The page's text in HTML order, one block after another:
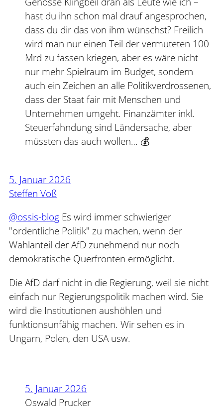
hast du ihn schon mal drauf angesprochen,
dass du dir das von ihm wünschst? Freilich
wird man nur einen Teil der vermuteten 100
Mrd zu fassen kriegen, aber es wäre nicht
nur mehr Spielraum im Budget, sondern
auch ein Zeichen an alle Politikverdrossenen,
dass der Staat fair mit Menschen und
Unternehmen umgeht. Finanzämter inkl.
Steuerfahndung sind Ländersache, aber
müssten das auch wollen… 💰
5. Januar 2026
Steffen Voß
@ossis-blog Es wird immer schwieriger
"ordentliche Politik" zu machen, wenn der
Wahlanteil der AfD zunehmend nur noch
demokratische Querfronten ermöglicht.
Die AfD darf nicht in die Regierung, weil sie nicht
einfach nur Regierungspolitik machen wird. Sie
wird die Institutionen aushöhlen und
funktionsunfähig machen. Wir sehen es in
Ungarn, Polen, den USA usw.
5. Januar 2026
Oswald Prucker